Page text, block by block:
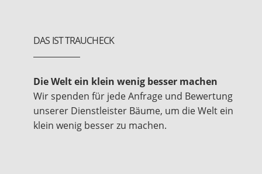
DAS IST TRAUCHECK
Die Welt ein klein wenig besser machen
Wir spenden für jede Anfrage und Bewertung
unserer Dienstleister Bäume, um die Welt ein
klein wenig besser zu machen.